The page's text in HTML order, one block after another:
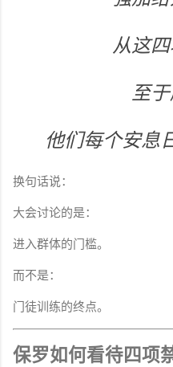
从这四
至于
他们每个安息
换句话说：
大会讨论的是：
进入群体的门槛。
而不是：
门徒训练的终点。
保罗如何看待四项